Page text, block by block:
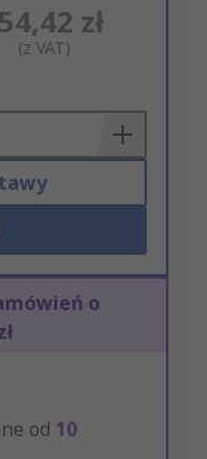
zł
(z VAT)
o
od 10